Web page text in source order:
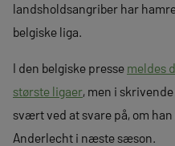
landsholdsangriber har
belgiske liga.
I den belgiske presse meldes
største ligaer, men i
svært ved at svare på, om
Anderlecht i næste sæson.